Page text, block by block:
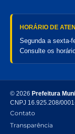
HORÁRIO DE
Segunda a sexta-
Consulte os
© 2026 Prefeitura
CNPJ 16.925.208/
Contato
Transparência